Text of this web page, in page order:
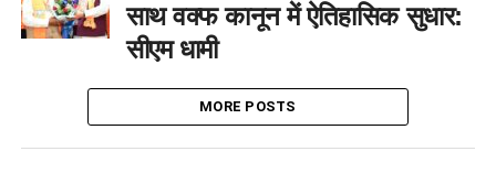
साथ वक्फ कानून में ऐतिहासिक सुधार:
सीएम धामी
MORE POSTS